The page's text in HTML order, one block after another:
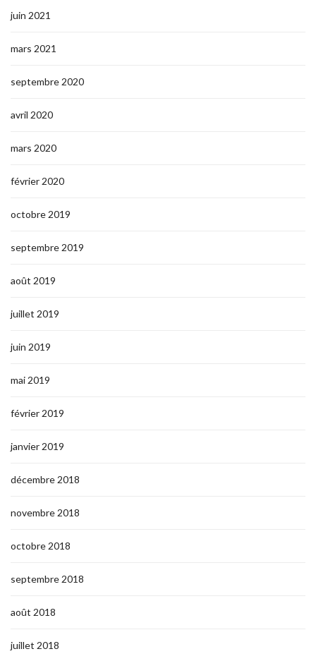
juin 2021
mars 2021
septembre 2020
avril 2020
mars 2020
février 2020
octobre 2019
septembre 2019
août 2019
juillet 2019
juin 2019
mai 2019
février 2019
janvier 2019
décembre 2018
novembre 2018
octobre 2018
septembre 2018
août 2018
juillet 2018